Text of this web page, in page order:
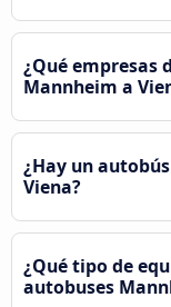
¿Qué empresas
Mannheim a
¿Hay un
Viena?
¿Qué tipo de
autobuses